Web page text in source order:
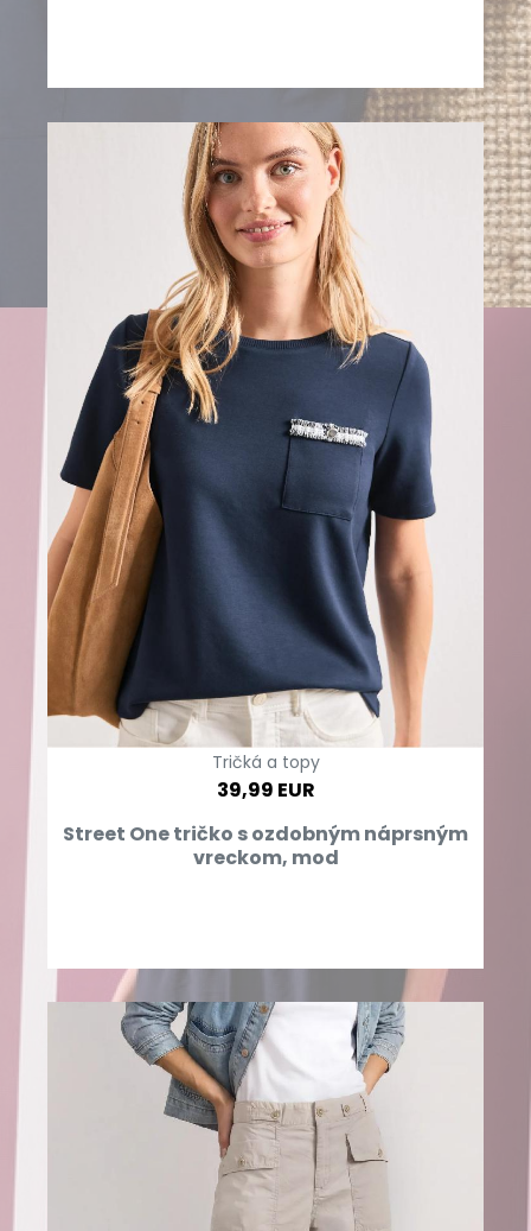
Tričká a topy
39,99 EUR
Street One tričko s ozdobným náprsným
vreckom, mod